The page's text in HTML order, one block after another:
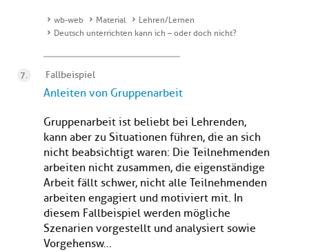
wb-web Material
Lehren/Lernen
Deutsch unterrichten kann ich – oder doch nicht?
Fallbeispiel
Anleiten von Gruppenarbeit
Gruppenarbeit ist beliebt bei Lehrenden,
kann aber zu Situationen führen, die an sich
nicht beabsichtigt waren: Die Teilnehmenden
arbeiten nicht zusammen, die eigenständige
Arbeit fällt schwer, nicht alle Teilnehmenden
arbeiten engagiert und motiviert mit. In
diesem Fallbeispiel werden mögliche
Szenarien vorgestellt und analysiert sowie
Vorgehensw...